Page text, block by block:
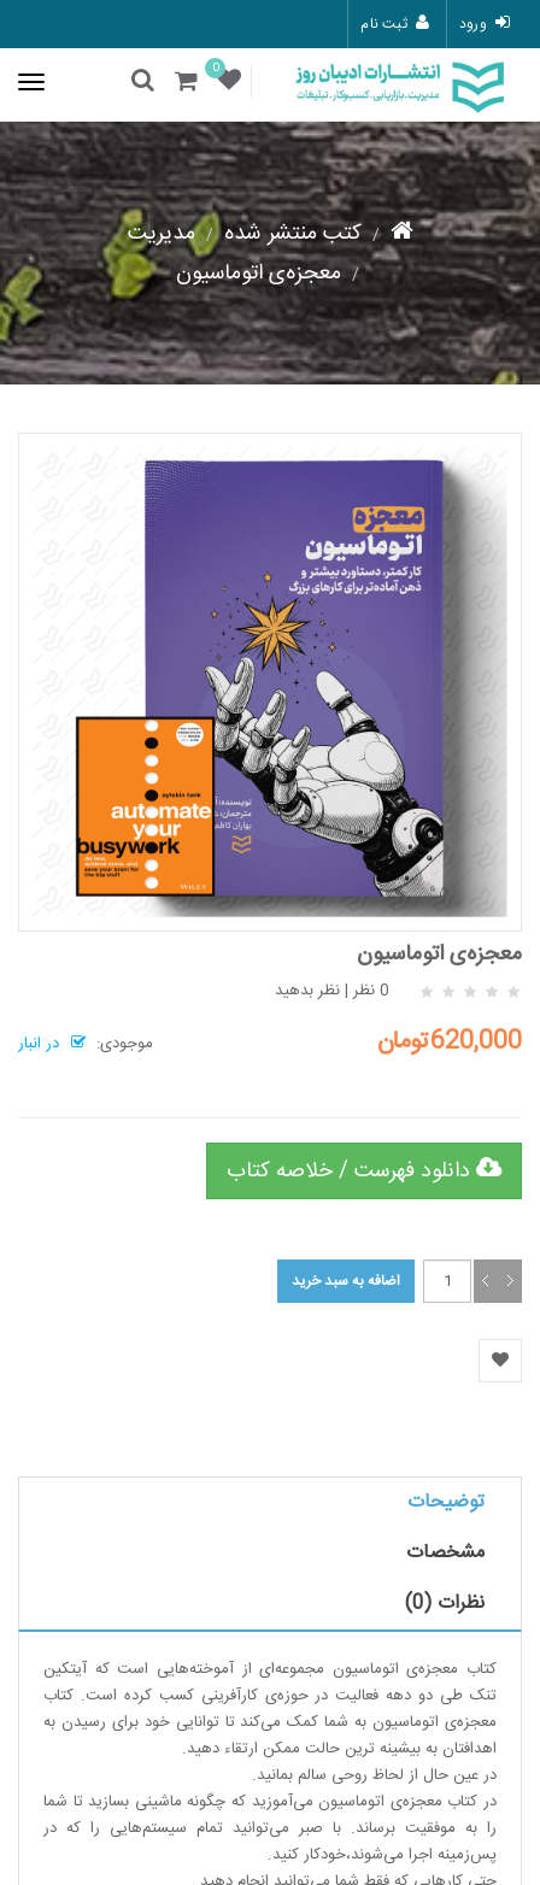
ورود ثبت نام
0
کتب منتشر شده
مدیریت
معجزه‌ی اتوماسیون
معجزه‌ی اتوماسیون
0 نظر |نظر بدهید
موجودی:
در انبار 620,000تومان
دانلود فهرست / خلاصه کتاب
توضیحات
مشخصات
نظرات (0)
کتاب معجزه‌ی اتوماسیون مجموعه‌ای از آموخته‌هایی است که آیتکین
تنک طی دو دهه فعالیت در حوزه‌ی کارآفرینی کسب کرده است. کتاب
معجزه‌ی اتوماسیون به شما کمک می‌کند تا توانایی خود برای رسیدن به
اهدافتان به بیشینه ترین حالت ممکن ارتقاء دهید.
در عین حال از لحاظ روحی سالم بمانید.
در کتاب معجزه‌ی اتوماسیون می‌آموزید که چگونه ماشینی بسازید تا شما
را به موفقیت برساند. با صبر می‌توانید تمام سیستم‌هایی را که در
پس‌زمینه اجرا می‌شوند،‌خودکار کنید.